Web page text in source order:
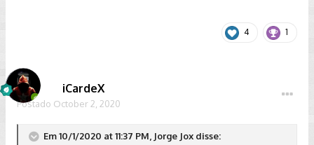
4 1
iCardeX
Postado October 2, 2020
Em 10/1/2020 at 11:37 PM, Jorge Jox disse: